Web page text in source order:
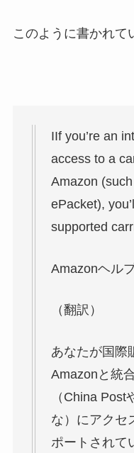
このように書かれて
IIf you’re an
access to a
Amazon
ePacket),
supported
Amazonヘル
（翻訳）
あなたが国際
Amazonと統
（China Post
な）にアクセ
ポートされて